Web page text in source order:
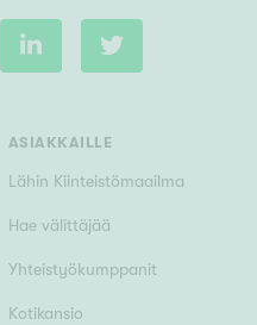
ASIAKKAILLE
Lähin Kiinteistömaailma
Hae välittäjää
Yhteistyökumppanit
Kotikansio